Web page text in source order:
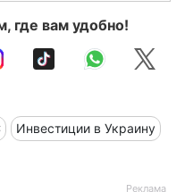
где вам удобно!
Инвестиции в Украину